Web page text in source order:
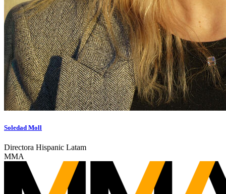
Soledad Moll
Directora Hispanic Latam
MMA